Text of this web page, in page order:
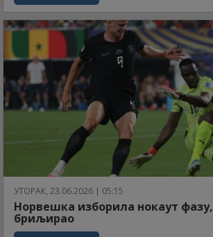
УТОРАК, 23.06.2026 | 05:15
Норвешка изборила нокаут
бриљирао